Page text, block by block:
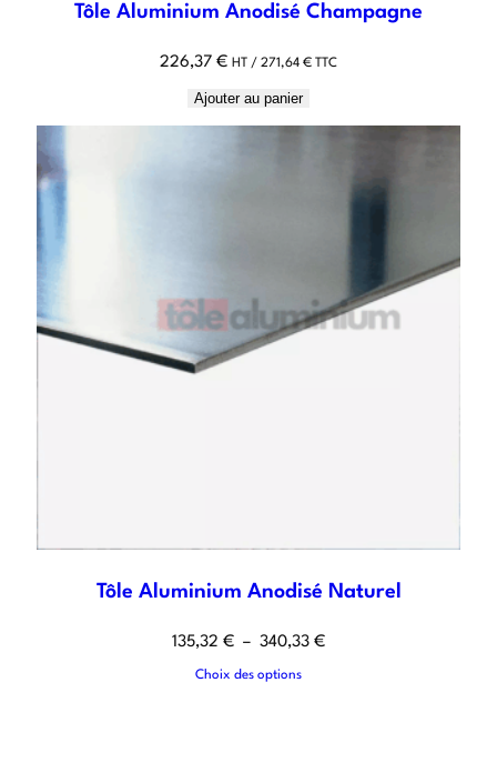
Tôle Aluminium Anodisé Champagne
226,37 € HT / 271,64 € TTC
Ajouter au panier
Tôle Aluminium Anodisé Naturel
135,32 € – 340,33 €
Choix des options